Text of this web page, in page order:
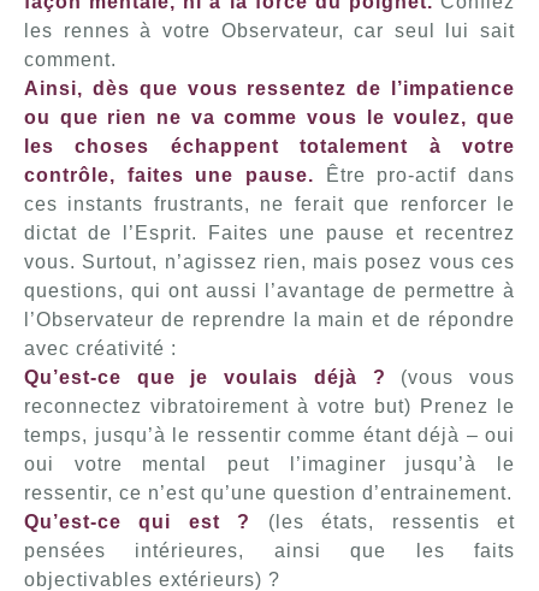
les rennes à votre Observateur, car seul lui sait
comment.
Ainsi, dès que vous ressentez de l’impatience
ou que rien ne va comme vous le voulez, que
les choses échappent totalement à votre
contrôle, faites une pause. Être pro-actif dans
ces instants frustrants, ne ferait que renforcer le
dictat de l’Esprit. Faites une pause et recentrez
vous. Surtout, n’agissez rien, mais posez vous ces
questions, qui ont aussi l’avantage de permettre à
l’Observateur de reprendre la main et de répondre
avec créativité :
Qu’est-ce que je voulais déjà ? (vous vous
reconnectez vibratoirement à votre but) Prenez le
temps, jusqu’à le ressentir comme étant déjà – oui
oui votre mental peut l’imaginer jusqu’à le
ressentir, ce n’est qu’une question d’entrainement.
Qu’est-ce qui est ?
(les états, ressentis et
pensées intérieures, ainsi que les faits
objectivables extérieurs) ?